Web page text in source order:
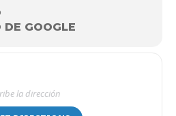
GOOGLE